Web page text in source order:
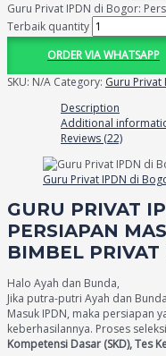
Guru Privat IPDN di Bogor:
Terbaik quantity
ORDER VIA WHATSAPP
SKU: N/A Category: Guru Privat
Description
Additional
Reviews (22)
Guru Privat IPDN di
GURU PRIVAT
PERSIAPAN
BIMBEL PRIVAT
Halo Ayah dan Bunda,
Jika putra-putri Ayah dan
Masuk IPDN, maka persiapan
keberhasilannya. Proses
Kompetensi Dasar (SKD), Tes